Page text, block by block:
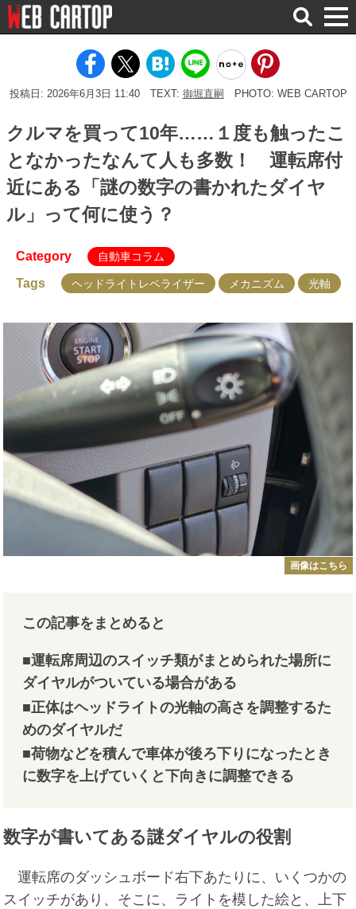
検
索
投稿日: 2026年6月3日 11:40 TEXT: 御堀直嗣 PHOTO: WEB CARTOP
クルマを買って10年……１度も触ったこ
となかったなんて人も多数！ 運転席付
近にある「謎の数字の書かれたダイヤ
ル」って何に使う？
Category 自動車コラム
Tags ヘッドライトレベライザー メカニズム 光軸
画像はこちら
この記事をまとめると
■運転席周辺のスイッチ類がまとめられた場所に
ダイヤルがついている場合がある
■正体はヘッドライトの光軸の高さを調整するた
めのダイヤルだ
■荷物などを積んで車体が後ろ下りになったとき
に数字を上げていくと下向きに調整できる
数字が書いてある謎ダイヤルの役割
運転席のダッシュボード右下あたりに、いくつかの
スイッチがあり、そこに、ライトを模した絵と、上下